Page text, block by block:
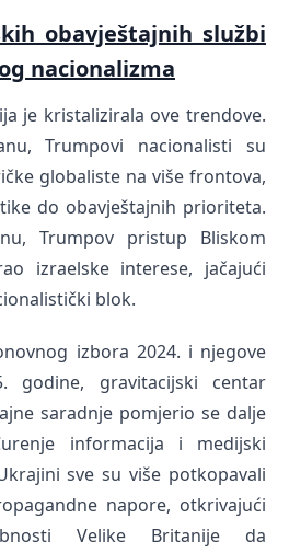
obavještajnih službi
nacionalizma
je kristalizirala ove trendove.
Trumpovi nacionalisti su
globaliste na više frontova,
do obavještajnih prioriteta.
Trumpov pristup Bliskom
izraelske interese, jačajući
blok.
izbora 2024. i njegove
godine, gravitacijski centar
saradnje pomjerio se dalje
informacija i medijski
sve su više potkopavali
napore, otkrivajući
Velike Britanije da